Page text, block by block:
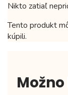
Nikto zatiaľ
Tento produkt
kúpili.